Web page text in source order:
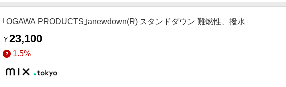
｢OGAWA PRODUCTS｣anewdown(R) スタンドダウン 難燃性、撥水
￥23,100
1.5%